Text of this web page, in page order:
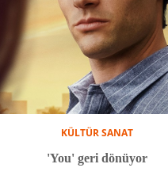
KÜLTÜR SANAT
'You' geri dönüyor